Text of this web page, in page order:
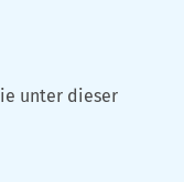
unter dieser